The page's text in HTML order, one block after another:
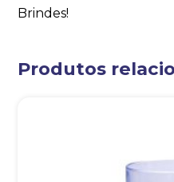
Brindes!
Produtos